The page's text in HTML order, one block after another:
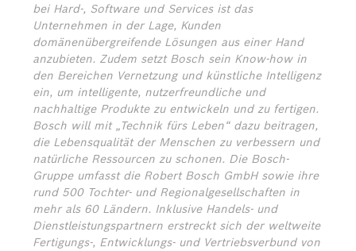
bei Hard-, Software und Services ist das
Unternehmen in der Lage, Kunden
domänenübergreifende Lösungen aus einer Hand
anzubieten. Zudem setzt Bosch sein Know-how in
den Bereichen Vernetzung und künstliche Intelligenz
ein, um intelligente, nutzerfreundliche und
nachhaltige Produkte zu entwickeln und zu fertigen.
Bosch will mit „Technik fürs Leben“ dazu beitragen,
die Lebensqualität der Menschen zu verbessern und
natürliche Ressourcen zu schonen. Die Bosch-
Gruppe umfasst die Robert Bosch GmbH sowie ihre
rund 500 Tochter- und Regionalgesellschaften in
mehr als 60 Ländern. Inklusive Handels- und
Dienstleistungspartnern erstreckt sich der weltweite
Fertigungs-, Entwicklungs- und Vertriebsverbund von